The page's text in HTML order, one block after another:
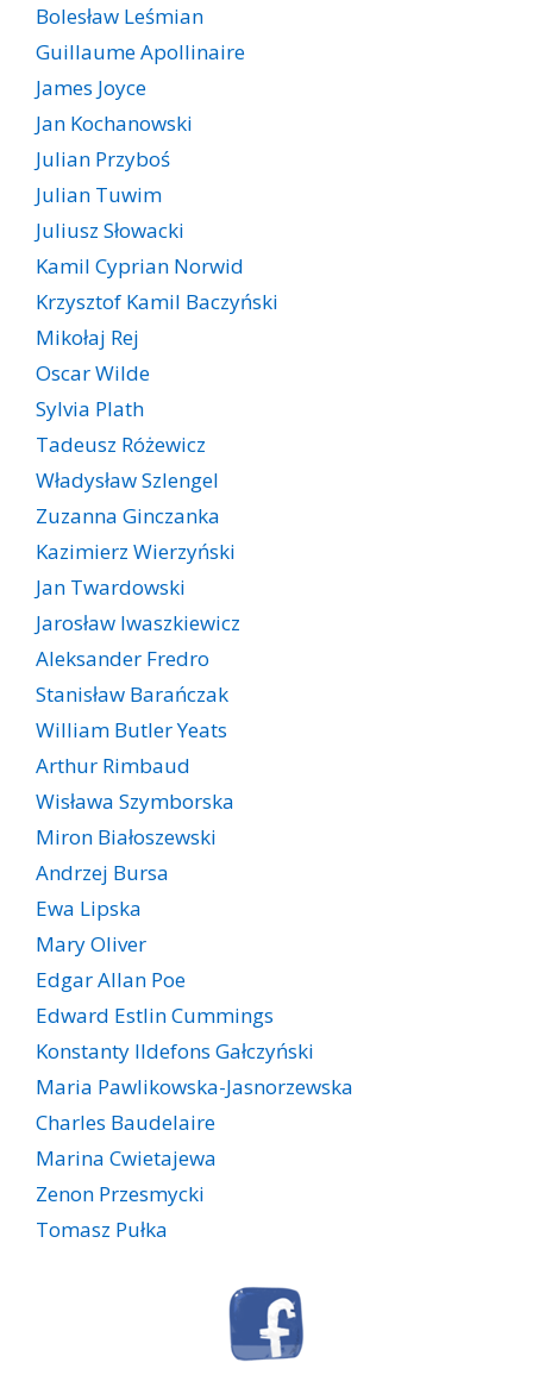
Bolesław Leśmian
Guillaume Apollinaire
James Joyce
Jan Kochanowski
Julian Przyboś
Julian Tuwim
Juliusz Słowacki
Kamil Cyprian Norwid
Krzysztof Kamil Baczyński
Mikołaj Rej
Oscar Wilde
Sylvia Plath
Tadeusz Różewicz
Władysław Szlengel
Zuzanna Ginczanka
Kazimierz Wierzyński
Jan Twardowski
Jarosław Iwaszkiewicz
Aleksander Fredro
Stanisław Barańczak
William Butler Yeats
Arthur Rimbaud
Wisława Szymborska
Miron Białoszewski
Andrzej Bursa
Ewa Lipska
Mary Oliver
Edgar Allan Poe
Edward Estlin Cummings
Konstanty Ildefons Gałczyński
Maria Pawlikowska-Jasnorzewska
Charles Baudelaire
Marina Cwietajewa
Zenon Przesmycki
Tomasz Pułka